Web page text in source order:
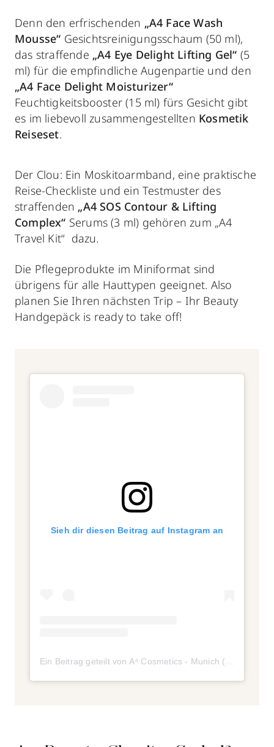
Denn den erfrischenden „A4 Face Wash
Mousse“ Gesichtsreinigungsschaum (50 ml),
das straffende „A4 Eye Delight Lifting Gel“ (5
ml) für die empfindliche Augenpartie und den
„A4 Face Delight Moisturizer“
Feuchtigkeitsbooster (15 ml) fürs Gesicht gibt
es im liebevoll zusammengestellten Kosmetik
Reiseset.
Der Clou: Ein Moskitoarmband, eine praktische
Reise-Checkliste und ein Testmuster des
straffenden „A4 SOS Contour & Lifting
Complex“ Serums (3 ml) gehören zum „A4
Travel Kit“ dazu.
Die Pflegeprodukte im Miniformat sind
übrigens für alle Hauttypen geeignet. Also
planen Sie Ihren nächsten Trip – Ihr Beauty
Handgepäck is ready to take off!
Sieh dir diesen Beitrag auf Instagram an
Ein Beitrag geteilt von A⁴ Cosmetics - Munich (@a4cosmetics)